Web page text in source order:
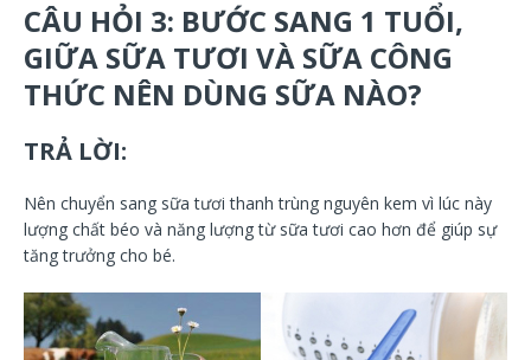
CÂU HỎI 3: BƯỚC SANG 1 TUỔI,
GIỮA SỮA TƯƠI VÀ SỮA CÔNG
THỨC NÊN DÙNG SỮA NÀO?
TRẢ LỜI:
Nên chuyển sang sữa tươi thanh trùng nguyên kem vì lúc này
lượng chất béo và năng lượng từ sữa tươi cao hơn để giúp sự
tăng trưởng cho bé.